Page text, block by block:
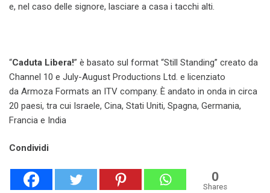
e, nel caso delle signore, lasciare a casa i tacchi alti.
“Caduta Libera!” è basato sul format “Still Standing” creato da
Channel 10 e July-August Productions Ltd. e licenziato
da Armoza Formats an ITV company. È andato in onda in circa
20 paesi, tra cui Israele, Cina, Stati Uniti, Spagna, Germania,
Francia e India
Condividi
0
Shares